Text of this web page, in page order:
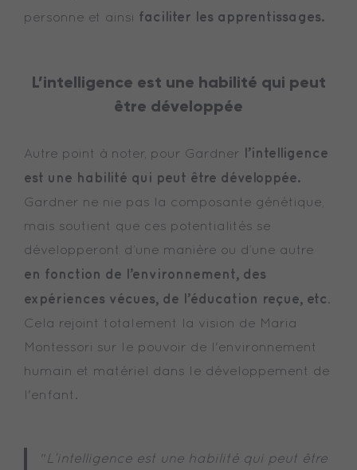
personne et ainsi faciliter les apprentissages.
L’intelligence est une habilité qui peut
être développée
Autre point à noter, pour Gardner
l’intelligence
est une habilité qui peut être développée.
Gardner ne nie pas la composante génétique,
mais soutient que ces potentialités se
développeront d’une manière ou d’une autre
en fonction de l’environnement, des
expériences vécues, de l’éducation reçue, etc .
Cela rejoint totalement la vision de Maria
Montessori sur le pouvoir de l'environnement
humain et matériel dans le développement de
l'enfant.
" L’intelligence est une habilité qui peut être